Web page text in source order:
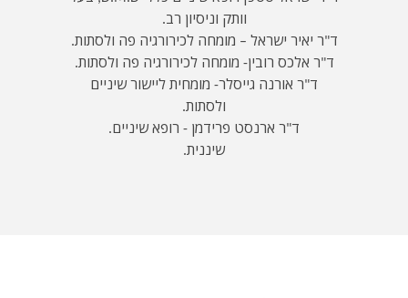
וותק וניסיון רב.
ד"ר יאיר ישראל – מומחה לכירורגיה פה ולסתות.
ד"ר אלכס רובין- מומחה לכירורגיה פה ולסתות.
ד"ר אורנה גייסלר- מומחית ליישור שיניים
ולסתות.
ד"ר ארנסט פרידמן - רופא שיניים.
שיננית.